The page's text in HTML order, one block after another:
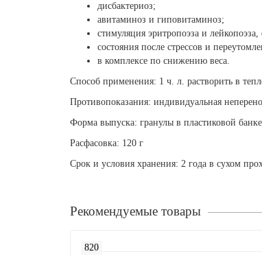
дисбактериоз;
авитаминоз и гиповитаминоз;
стимуляция эритропоэза и
состояния после стрессов и
в комплексе по снижению веса.
Способ применения: 1 ч. л. растворить в
Противопоказания: индивидуальная
Форма выпуска: гранулы в пластиковой
Расфасовка: 120 г
Срок и условия хранения: 2 года в сухом
Рекомендуемые товары
820